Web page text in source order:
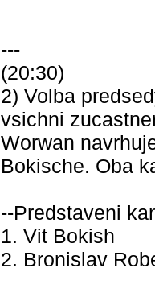
---
(20:30)
2) Volba
vsichni
Worwan
Bokische. Oba
--Predstaveni
1. Vit Bokish
2. Bronislav